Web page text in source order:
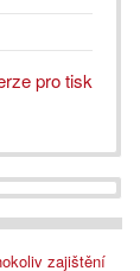
pro tisk
zajištění